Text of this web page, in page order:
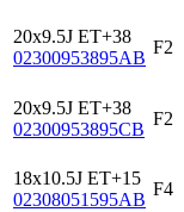
20x9.5J ET+38
02300953895AB
F2
20x9.5J ET+38
02300953895CB
F2
18x10.5J ET+15
02308051595AB
F4